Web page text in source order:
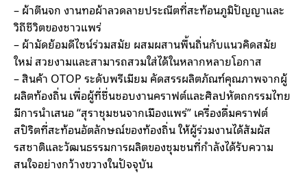
– ผ้าตีนจก งานทอผ้าลวดลายประณีตที่สะท้อนภูมิปัญญาและ
วิถีชีวิตของชาวแพร่
– ผ้ามัดย้อมดีไซน์ร่วมสมัย ผสมผสานพื้นถิ่นกับแนวคิดสมัย
ใหม่ สวยงามและสามารถสวมใส่ได้ในหลากหลายโอกาส
– สินค้า OTOP ระดับพรีเมียม คัดสรรผลิตภัณฑ์คุณภาพจากผู้
ผลิตท้องถิ่น เพื่อผู้ที่ชื่นชอบงานคราฟต์และศิลปหัตถกรรมไทย
มีการนำเสนอ “สุราชุมชนจากเมืองแพร่” เครื่องดื่มคราฟต์
สปิริตที่สะท้อนอัตลักษณ์ของท้องถิ่น ให้ผู้ร่วมงานได้สัมผัส
รสชาติและวัฒนธรรมการผลิตของชุมชนที่กำลังได้รับความ
สนใจอย่างกว้างขวางในปัจจุบัน